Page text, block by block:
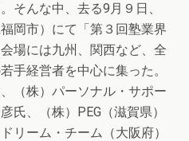
そんな中、去る9月９日、
岡市）にて「第３回塾業界
場には九州、関西など、全
手経営者を中心に集った。
（株）パーソナル・サポー
氏、（株）PEG（滋賀県）
リーム・チーム（大阪府）